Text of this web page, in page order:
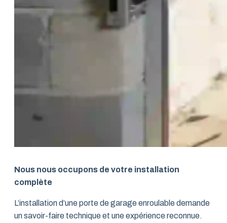
Nous nous occupons de votre installation
complète
L’installation d’une porte de garage enroulable demande
un savoir-faire technique et une expérience reconnue.